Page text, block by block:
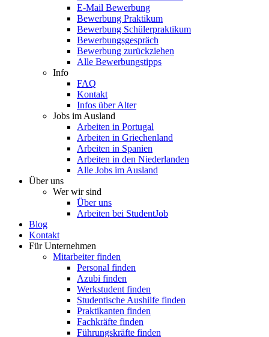
E-Mail Bewerbung
Bewerbung Praktikum
Bewerbung Schülerpraktikum
Bewerbungsgespräch
Bewerbung zurückziehen
Alle Bewerbungstipps
Info
FAQ
Kontakt
Infos über Alter
Jobs im Ausland
Arbeiten in Portugal
Arbeiten in Griechenland
Arbeiten in Spanien
Arbeiten in den Niederlanden
Alle Jobs im Ausland
Über uns
Wer wir sind
Über uns
Arbeiten bei StudentJob
Blog
Kontakt
Für Unternehmen
Mitarbeiter finden
Personal finden
Azubi finden
Werkstudent finden
Studentische Aushilfe finden
Praktikanten finden
Fachkräfte finden
Führungskräfte finden